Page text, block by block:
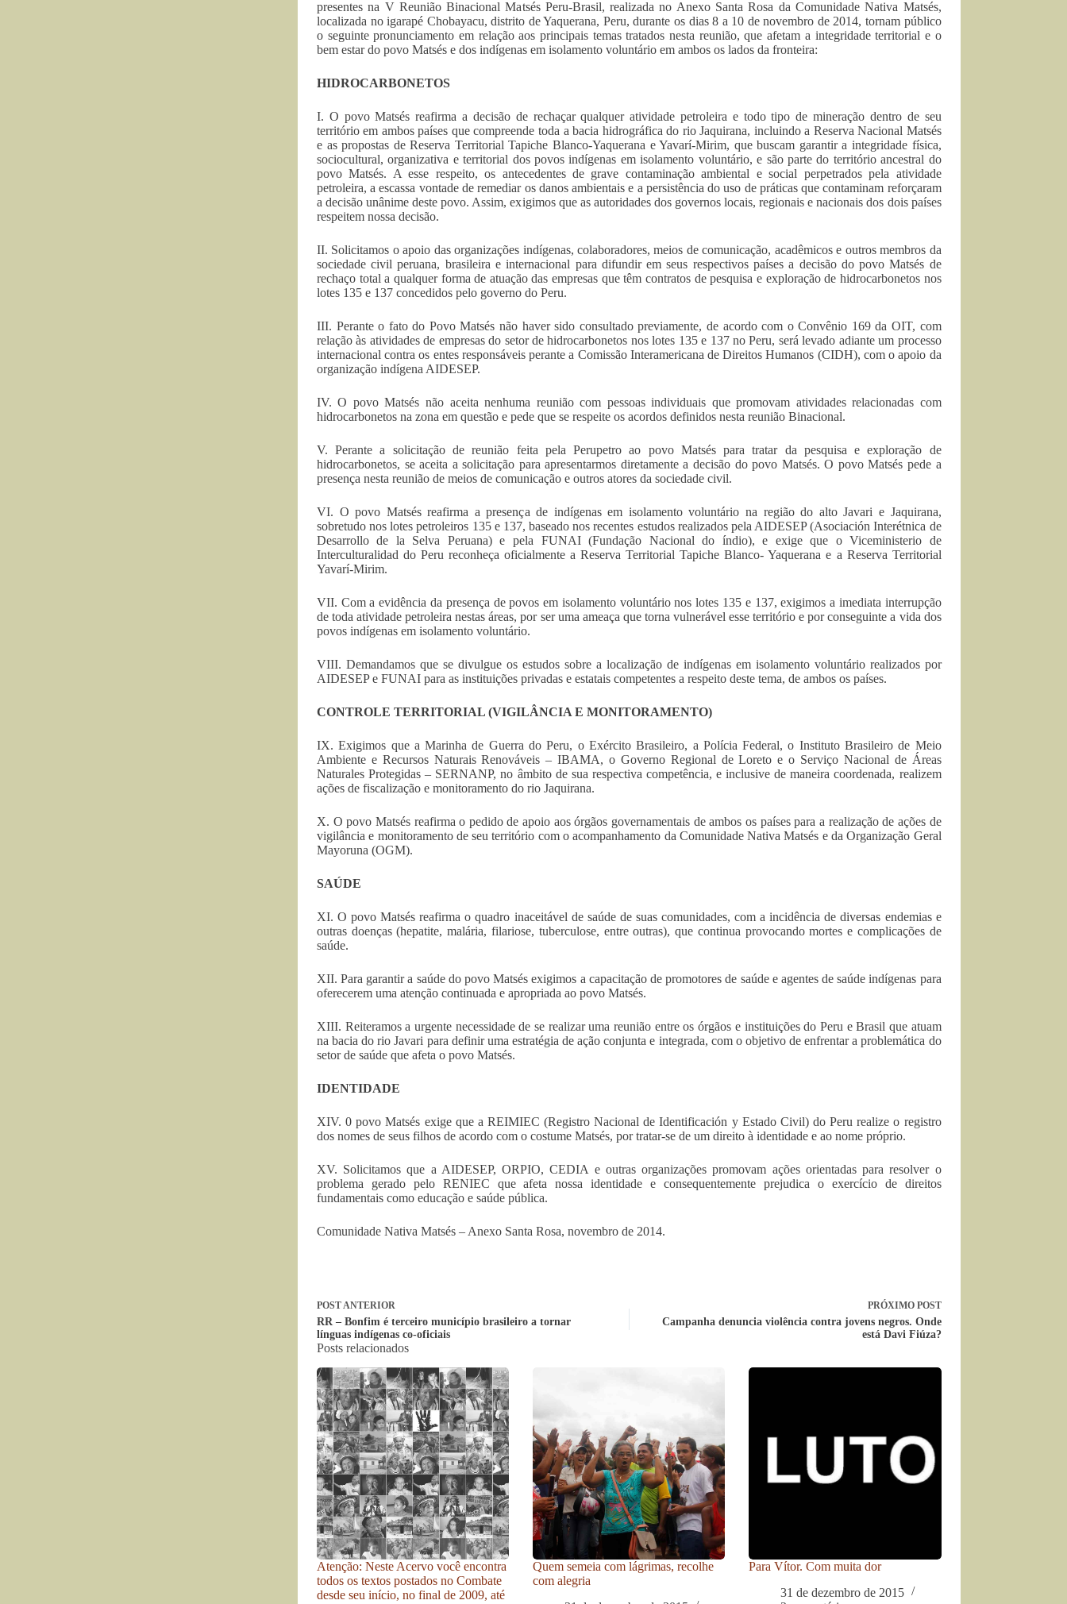
presentes na V Reunião Binacional Matsés Peru-Brasil, realizada no Anexo Santa Rosa da Comunidade Nativa Matsés,
localizada no igarapé Chobayacu, distrito de Yaquerana, Peru, durante os dias 8 a 10 de novembro de 2014, tornam público
o seguinte pronunciamento em relação aos principais temas tratados nesta reunião, que afetam a integridade territorial e o
bem estar do povo Matsés e dos indígenas em isolamento voluntário em ambos os lados da fronteira:
HIDROCARBONETOS
I. O povo Matsés reafirma a decisão de rechaçar qualquer atividade petroleira e todo tipo de mineração dentro de seu
território em ambos países que compreende toda a bacia hidrográfica do rio Jaquirana, incluindo a Reserva Nacional Matsés
e as propostas de Reserva Territorial Tapiche Blanco-Yaquerana e Yavarí-Mirim, que buscam garantir a integridade física,
sociocultural, organizativa e territorial dos povos indígenas em isolamento voluntário, e são parte do território ancestral do
povo Matsés. A esse respeito, os antecedentes de grave contaminação ambiental e social perpetrados pela atividade
petroleira, a escassa vontade de remediar os danos ambientais e a persistência do uso de práticas que contaminam reforçaram
a decisão unânime deste povo. Assim, exigimos que as autoridades dos governos locais, regionais e nacionais dos dois países
respeitem nossa decisão.
II. Solicitamos o apoio das organizações indígenas, colaboradores, meios de comunicação, acadêmicos e outros membros da
sociedade civil peruana, brasileira e internacional para difundir em seus respectivos países a decisão do povo Matsés de
rechaço total a qualquer forma de atuação das empresas que têm contratos de pesquisa e exploração de hidrocarbonetos nos
lotes 135 e 137 concedidos pelo governo do Peru.
III. Perante o fato do Povo Matsés não haver sido consultado previamente, de acordo com o Convênio 169 da OIT, com
relação às atividades de empresas do setor de hidrocarbonetos nos lotes 135 e 137 no Peru, será levado adiante um processo
internacional contra os entes responsáveis perante a Comissão Interamericana de Direitos Humanos (CIDH), com o apoio da
organização indígena AIDESEP.
IV. O povo Matsés não aceita nenhuma reunião com pessoas individuais que promovam atividades relacionadas com
hidrocarbonetos na zona em questão e pede que se respeite os acordos definidos nesta reunião Binacional.
V. Perante a solicitação de reunião feita pela Perupetro ao povo Matsés para tratar da pesquisa e exploração de
hidrocarbonetos, se aceita a solicitação para apresentarmos diretamente a decisão do povo Matsés. O povo Matsés pede a
presença nesta reunião de meios de comunicação e outros atores da sociedade civil.
VI. O povo Matsés reafirma a presença de indígenas em isolamento voluntário na região do alto Javari e Jaquirana,
sobretudo nos lotes petroleiros 135 e 137, baseado nos recentes estudos realizados pela AIDESEP (Asociación Interétnica de
Desarrollo de la Selva Peruana) e pela FUNAI (Fundação Nacional do índio), e exige que o Viceministerio de
Interculturalidad do Peru reconheça oficialmente a Reserva Territorial Tapiche Blanco- Yaquerana e a Reserva Territorial
Yavarí-Mirim.
VII. Com a evidência da presença de povos em isolamento voluntário nos lotes 135 e 137, exigimos a imediata interrupção
de toda atividade petroleira nestas áreas, por ser uma ameaça que torna vulnerável esse território e por conseguinte a vida dos
povos indígenas em isolamento voluntário.
VIII. Demandamos que se divulgue os estudos sobre a localização de indígenas em isolamento voluntário realizados por
AIDESEP e FUNAI para as instituições privadas e estatais competentes a respeito deste tema, de ambos os países.
CONTROLE TERRITORIAL (VIGILÂNCIA E MONITORAMENTO)
IX. Exigimos que a Marinha de Guerra do Peru, o Exército Brasileiro, a Polícia Federal, o Instituto Brasileiro de Meio
Ambiente e Recursos Naturais Renováveis – IBAMA, o Governo Regional de Loreto e o Serviço Nacional de Áreas
Naturales Protegidas – SERNANP, no âmbito de sua respectiva competência, e inclusive de maneira coordenada, realizem
ações de fiscalização e monitoramento do rio Jaquirana.
X. O povo Matsés reafirma o pedido de apoio aos órgãos governamentais de ambos os países para a realização de ações de
vigilância e monitoramento de seu território com o acompanhamento da Comunidade Nativa Matsés e da Organização Geral
Mayoruna (OGM).
SAÚDE
XI. O povo Matsés reafirma o quadro inaceitável de saúde de suas comunidades, com a incidência de diversas endemias e
outras doenças (hepatite, malária, filariose, tuberculose, entre outras), que continua provocando mortes e complicações de
saúde.
XII. Para garantir a saúde do povo Matsés exigimos a capacitação de promotores de saúde e agentes de saúde indígenas para
oferecerem uma atenção continuada e apropriada ao povo Matsés.
XIII. Reiteramos a urgente necessidade de se realizar uma reunião entre os órgãos e instituições do Peru e Brasil que atuam
na bacia do rio Javari para definir uma estratégia de ação conjunta e integrada, com o objetivo de enfrentar a problemática do
setor de saúde que afeta o povo Matsés.
IDENTIDADE
XIV. 0 povo Matsés exige que a REIMIEC (Registro Nacional de Identificación y Estado Civil) do Peru realize o registro
dos nomes de seus filhos de acordo com o costume Matsés, por tratar-se de um direito à identidade e ao nome próprio.
XV. Solicitamos que a AIDESEP, ORPIO, CEDIA e outras organizações promovam ações orientadas para resolver o
problema gerado pelo RENIEC que afeta nossa identidade e consequentemente prejudica o exercício de direitos
fundamentais como educação e saúde pública.
Comunidade Nativa Matsés – Anexo Santa Rosa, novembro de 2014.
POSTANTERIOR
RR – Bonfim é terceiro município brasileiro a tornar
línguas indígenas co-oficiais
PRÓXIMO POST
Campanha denuncia violência contra jovens negros. Onde
está Davi Fiúza?
Posts relacionados
Atenção: Neste Acervo você encontra
todos os textos postados no Combate
desde seu início, no final de 2009, até
Quem semeia com lágrimas, recolhe
com alegria
Para Vítor. Com muita dor
31 de dezembro de 2015